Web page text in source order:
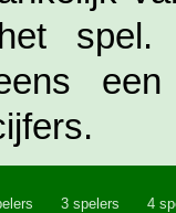
spel.
3 spelers
4